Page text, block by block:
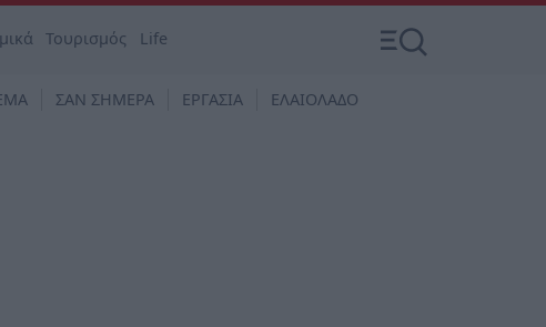
Τουρισμός Life
ΣΑΝ ΣΗΜΕΡΑ ΕΡΓΑΣΙΑ ΕΛΑΙΟΛΑΔΟ